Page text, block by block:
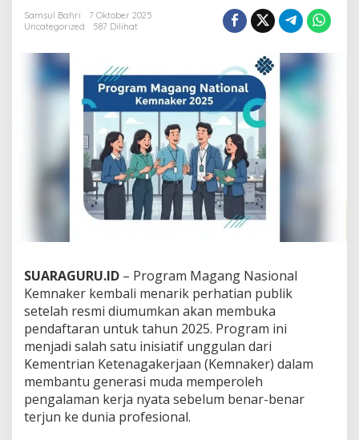
a
s
i
o
n
a
l
K
m
e
2
0
2
5
S
y
a
r
Samsul Bahri
7 Oktober 2025
Uncategorized
587 Dilihat
SUARAGURU.ID – Program Magang Nasional
Kemnaker kembali menarik perhatian publik
setelah resmi diumumkan akan membuka
pendaftaran untuk tahun 2025. Program ini
menjadi salah satu inisiatif unggulan dari
Kementrian Ketenagakerjaan (Kemnaker) dalam
membantu generasi muda memperoleh
pengalaman kerja nyata sebelum benar-benar
terjun ke dunia profesional.